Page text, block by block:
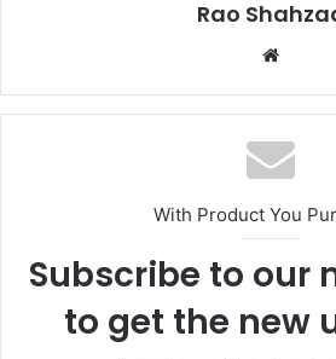
Rao
Website
With Product You
Subscribe to our
to get the new